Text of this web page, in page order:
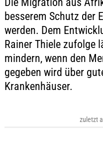
besserem Schutz der
werden. Dem
Rainer Thiele zufolge
mindern, wenn den
gegeben wird über
Krankenhäuser.
zuletzt